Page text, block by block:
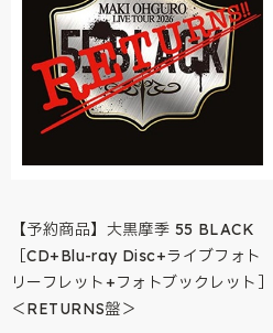
【予約商品】大黒摩季 55 BLACK
［CD+Blu-ray Disc+ライブフォト
リーフレット+フォトブックレット］
＜RETURNS盤＞